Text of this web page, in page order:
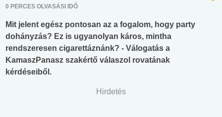
0 PERCES OLVASÁSI IDŐ
Mit jelent egész pontosan az a fogalom, hogy party
dohányzás? Ez is ugyanolyan káros, mintha
rendszeresen cigarettáznánk? - Válogatás a
KamaszPanasz szakértő válaszol rovatának
kérdéseiből.
Hirdetés